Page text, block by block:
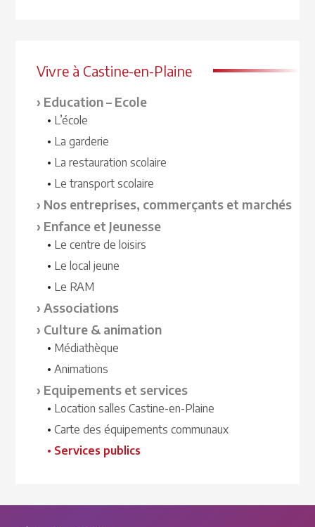
Vivre à Castine-en-Plaine
Education – Ecole
L’école
La garderie
La restauration scolaire
Le transport scolaire
Nos entreprises, commerçants et marchés
Enfance et Jeunesse
Le centre de loisirs
Le local jeune
Le RAM
Associations
Culture & animation
Médiathèque
Animations
Equipements et services
Location salles Castine-en-Plaine
Carte des équipements communaux
Services publics